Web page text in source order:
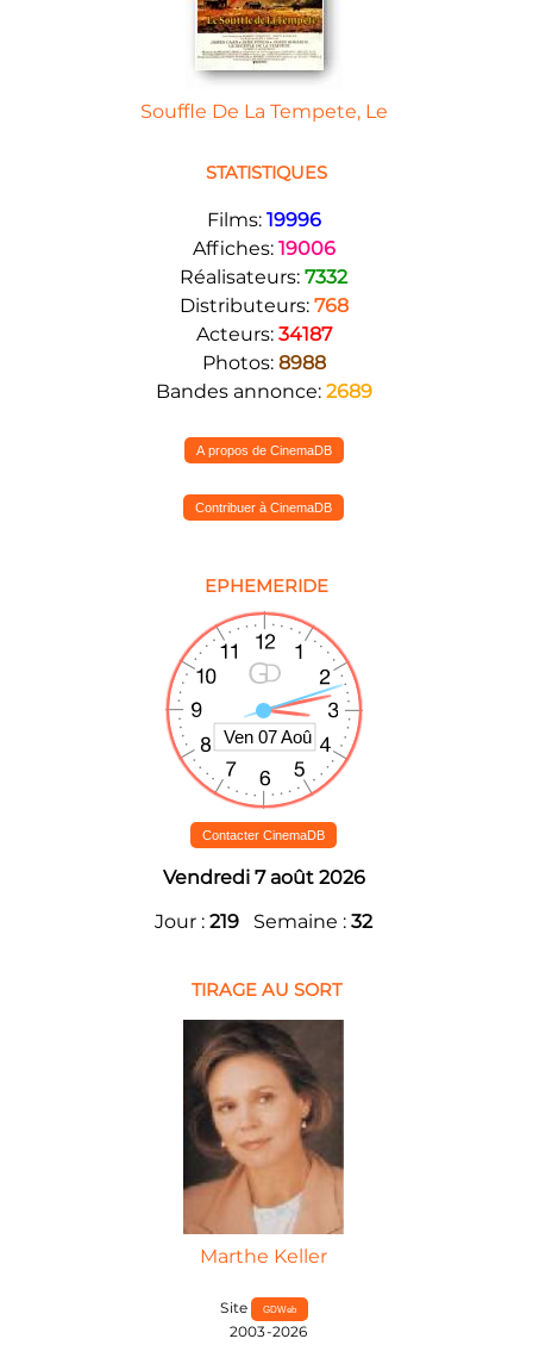
Souffle De La Tempete, Le
STATISTIQUES
Films: 19996
Affiches: 19006
Réalisateurs: 7332
Distributeurs: 768
Acteurs: 34187
Photos: 8988
Bandes annonce: 2689
A propos de CinemaDB
Contribuer à CinemaDB
EPHEMERIDE
Contacter CinemaDB
Vendredi 7 août 2026
Jour : 219 Semaine : 32
TIRAGE AU SORT
Marthe Keller
Site GDWeb
2003-2026